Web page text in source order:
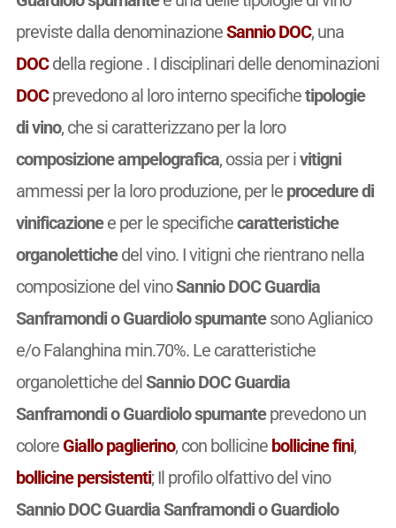
previste dalla denominazioneSannio DOC, una
DOCdella regione . I disciplinari delle denominazioni
DOCprevedono al loro interno specifichetipologie
di vino, che si caratterizzano per la loro
composizione ampelografica, ossia per ivitigni
ammessi per la loro produzione, per le procedure di
vinificazionee per le specifichecaratteristiche
organolettichedel vino. I vitigni che rientrano nella
composizione del vinoSannio DOC Guardia
Sanframondi o Guardiolo spumantesono Aglianico
e/o Falanghina min.70%. Le caratteristiche
organolettiche delSannio DOC Guardia
Sanframondi o Guardiolo spumanteprevedono un
colore Giallo paglierino, con bollicine bollicine fini,
bollicine persistenti; Il profilo olfattivo del vino
Sannio DOC Guardia Sanframondi o Guardiolo